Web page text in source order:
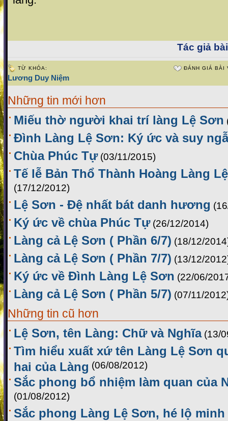
Tác giả
TỪ KHÓA:
Lương Duy Niệm
ĐÁNH GIÁ BÀI
Những tin mới hơn
Miếu thờ người khai trí làng Lệ Sơn
Đình Làng Lệ Sơn: Ký ức và suy
Chùa Phúc Tự (03/11/2015)
Tế lễ Bản Thổ Thành Hoàng Làng
(17/12/2012)
Lệ Sơn - Đệ nhất bát danh hương
Ký ức về chùa Phúc Tự (26/12/2014)
Làng cả Lệ Sơn ( Phần 6/7) (18/12/
Làng cả Lệ Sơn ( Phần 7/7) (13/12/
Ký ức về Đình Làng Lệ Sơn (22/06/
Làng cả Lệ Sơn ( Phần 5/7) (07/11/
Những tin cũ hơn
Lệ Sơn, tên Làng: Chữ và Nghĩa (13/
Tìm hiểu xuất xứ tên Làng Lệ Sơn
hai của Làng (06/08/2012)
Sắc phong bổ nhiệm làm quan của
(01/08/2012)
Sắc phong Làng Lệ Sơn, hé lộ